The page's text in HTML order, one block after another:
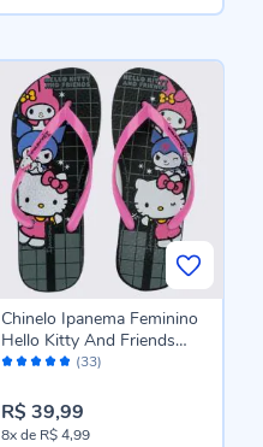
Avaliação: (33)
Chinelo Ipanema Feminino
Hello Kitty And Friends
Preto/Lilas
R$ 39,99
8xde R$ 4,99